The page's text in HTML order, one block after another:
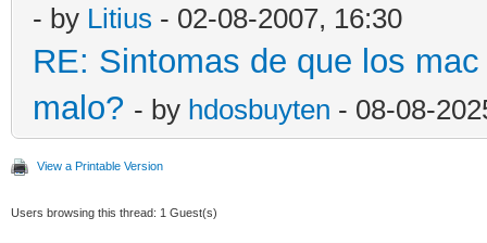
- by Litius - 02-08-2007, 16:30
RE: Sintomas de que los
malo? - by hdosbuyten - 08-08-
View a Printable Version
Users browsing this thread: 1 Guest(s)